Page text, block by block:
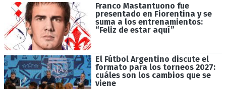
Franco Mastantuono fue
presentado en Fiorentina y se
suma a los entrenamientos:
“Feliz de estar aquí”
El Fútbol Argentino discute el
formato para los torneos 2027:
cuáles son los cambios que se
viene